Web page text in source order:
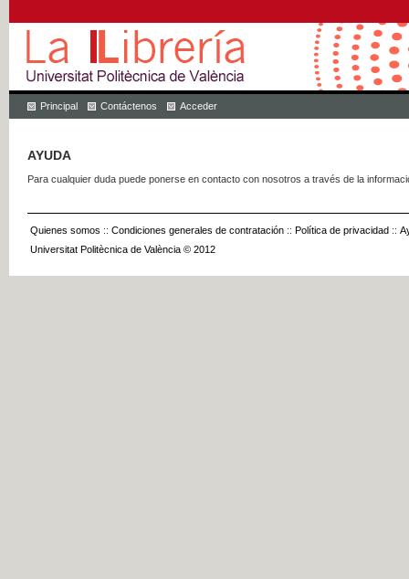
Principal Contáctenos Acceder
AYUDA
Para cualquier duda puede ponerse en contacto con nosotros a través de la
Quienes somos :: Condiciones generales de contratación :: Política de privacidad ::
Universitat Politècnica de València © 2012